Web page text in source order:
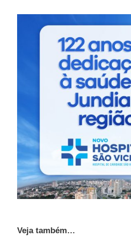
Veja também…